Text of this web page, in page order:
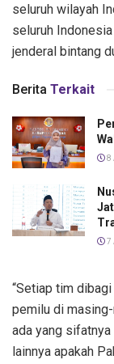
seluruh wilayah
seluruh
jenderal bintang
Berita Terkait
8
7
“Setiap tim
pemilu di
ada yang
lainnya apakah